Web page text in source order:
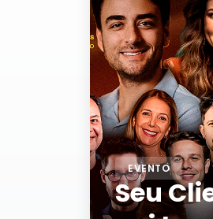
EVENTO
Seu